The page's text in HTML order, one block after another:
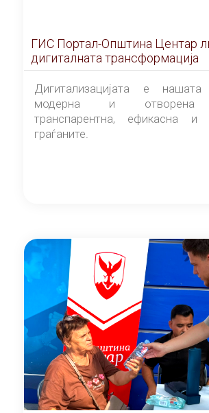
ГИС Портал-Општина Центар
дигиталната трансформација
Дигитализацијата е
модерна и отворена
транспарентна, ефикасна
граѓаните.